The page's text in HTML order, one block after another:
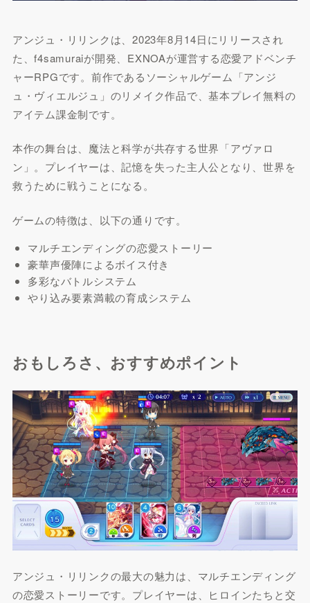
アンジュ・リリンクは、2023年8月14日にリリースされ
た、f4samuraiが開発、EXNOAが運営する恋愛アドベンチ
ャーRPGです。前作であるソーシャルゲーム「アンジ
ュ・ヴィエルジュ」のリメイク作品で、基本プレイ無料の
アイテム課金制です。
本作の舞台は、魔法と科学が共存する世界「アヴァロ
ン」。プレイヤーは、記憶を失った主人公となり、世界を
救うために戦うことになる。
ゲームの特徴は、以下の通りです。
マルチエンディングの恋愛ストーリー
豪華声優陣によるボイス付き
多彩なバトルシステム
やり込み要素満載の育成システム
おもしろさ、おすすめポイント
アンジュ・リリンクの最大の魅力は、マルチエンディング
の恋愛ストーリーです。プレイヤーは、ヒロインたちと交